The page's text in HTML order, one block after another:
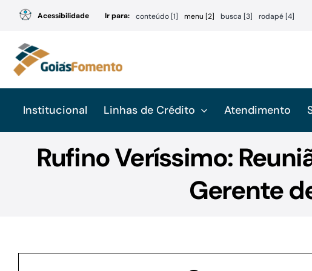
conteúdo
Acessibilidade Ir para: conteúdo [1] menu [2] busca [3] rodapé [4]
Institucional Linhas de Crédito Atendimento
Rufino Veríssimo:
Gerente